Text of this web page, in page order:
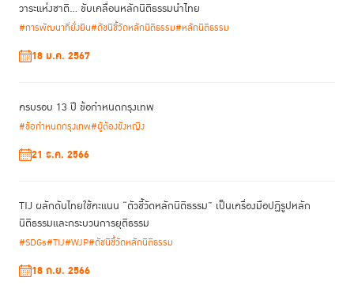
วาระแห่งชาติ… ขับเคลื่อนหลักนิติธรรมนำไทย
#การพัฒนาที่ยั่งยืน#ดัชนีชี้วัดหลักนิติธรรม#หลักนิติธรรม
18 ม.ค. 2567
ครบรอบ 13 ปี ข้อกำหนดกรุงเทพ
#ข้อกำหนดกรุงเทพ#ผู้ต้องขังหญิง
21 ธ.ค. 2566
TIJ ผลักดันไทยใช้คะแนน “ตัวชี้วัดหลักนิติธรรม” เป็นเครื่องมือปฏิรูปหลัก
นิติธรรมและกระบวนการยุติธรรม
#SDGs#TIJ#WJP#ดัชนีชี้วัดหลักนิติธรรม
18 ก.ย. 2566